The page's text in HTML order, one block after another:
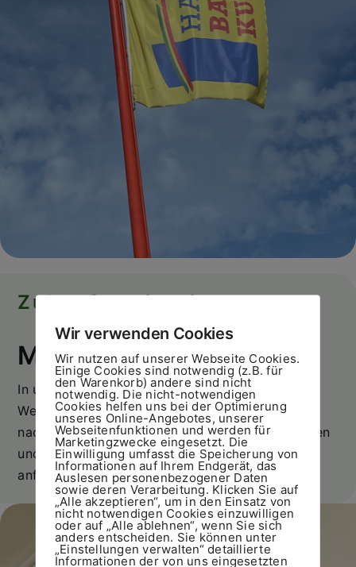
Zukunftsorientiert
MODERNE MASCHINEN
In unserer Werkstatt sind wir mit modernen
Werkzeugen ausgestattet, um für unsere Kunden
nach Zeichnung oder Muster entweder Prototypen
und Einzelteile oder kleine und große Serien
anfertigen zu können.
Wir verwenden Cookies
Wir nutzen auf unserer Webseite Cookies.
Einige Cookies sind notwendig (z.B. für
den Warenkorb) andere sind nicht
notwendig. Die nicht-notwendigen
Cookies helfen uns bei der Optimierung
unseres Online-Angebotes, unserer
Webseitenfunktionen und werden für
Marketingzwecke eingesetzt. Die
Einwilligung umfasst die Speicherung von
Informationen auf Ihrem Endgerät, das
Auslesen personenbezogener Daten
sowie deren Verarbeitung. Klicken Sie auf
„Alle akzeptieren“, um in den Einsatz von
nicht notwendigen Cookies einzuwilligen
oder auf „Alle ablehnen“, wenn Sie sich
anders entscheiden. Sie können unter
„Einstellungen verwalten“ detaillierte
Informationen der von uns eingesetzten